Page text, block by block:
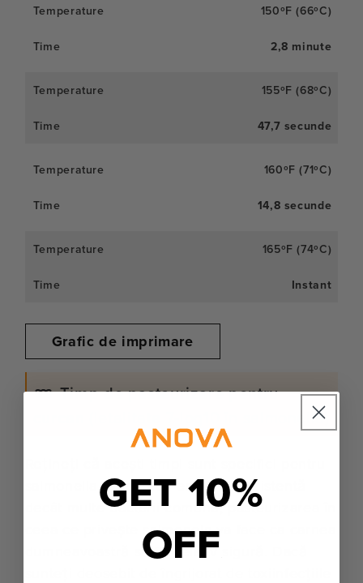
150ºF (66ºC)
2,8 minute
155ºF (68ºC)
47,7 secunde
160ºF (71ºC)
14,8 secunde
165ºF (74ºC)
Instant
Grafic de imprimare
Timp de pasteurizare pentru
(letalitate 7-log10 în salmonella)
salmonella. Deoarece este mai rezistentă
decât multe bacterii comune, pasteurizarea în
ceea ce privește salmonela va face ca carnea
dumneavoastră să fie relativ sigură. Dacă
GET 10%
OFF